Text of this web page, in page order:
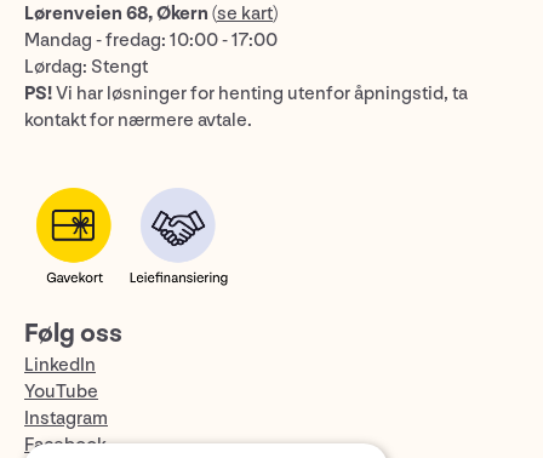
Lørenveien 68, Økern (se kart)
Mandag - fredag: 10:00 - 17:00
Lørdag: Stengt
PS!Vi har løsninger for henting utenfor åpningstid, ta
kontakt for nærmere avtale.
Følg oss
LinkedIn
YouTube
Instagram
Facebook